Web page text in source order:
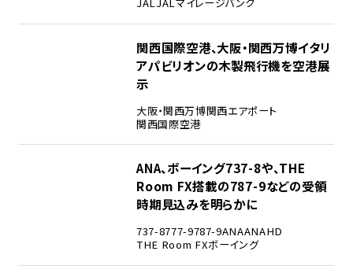
JALJALマイレージバンク
関西国際空港、大阪・関西万博イタリ
アパビリオンの木製飛行機を空港展
示
大阪・関西万博関西エアポート
関西国際空港
ANA、ボーイング737-8や、THE
Room FX搭載の787-9などの受領
時期見込みを明らかに
737-8777-9787-9ANAANAHD
THE Room FXボーイング